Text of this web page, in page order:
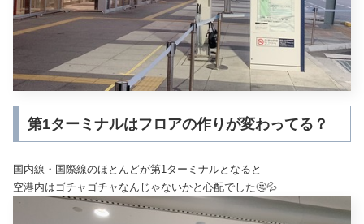
第1ターミナルはフロアの作りが変わってる？
国内線・国際線のほとんどが第1ターミナルとなると
空港内はゴチャゴチャなんじゃないかと心配でした🤔💦